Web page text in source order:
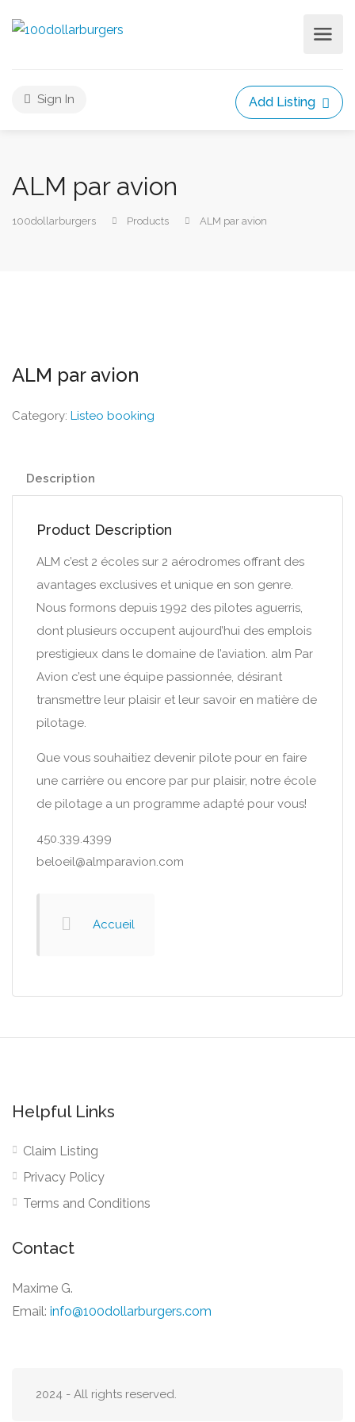
Sign In Add Listing
ALM par avion
100dollarburgers Products ALM par avion
ALM par avion
Category: Listeo booking
Description
Product Description
ALM c’est 2 écoles sur 2 aérodromes offrant des
avantages exclusives et unique en son genre.
Nous formons depuis 1992 des pilotes aguerris,
dont plusieurs occupent aujourd’hui des emplois
prestigieux dans le domaine de l’aviation. alm Par
Avion c’est une équipe passionnée, désirant
transmettre leur plaisir et leur savoir en matière de
pilotage.
Que vous souhaitiez devenir pilote pour en faire
une carrière ou encore par pur plaisir, notre école
de pilotage a un programme adapté pour vous!
450.339.4399
beloeil@almparavion.com
Accueil
Helpful Links
Claim Listing
Privacy Policy
Terms and Conditions
Contact
Maxime G.
Email: info@100dollarburgers.com
2024 - All rights reserved.